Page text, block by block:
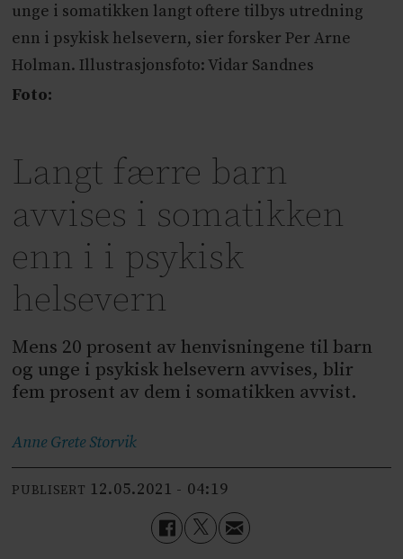
unge i somatikken langt oftere tilbys utredning
enn i psykisk helsevern, sier forsker Per Arne
Holman. Illustrasjonsfoto: Vidar Sandnes
Foto:
Langt færre barn
avvises i somatikken
enn i i psykisk
helsevern
Mens 20 prosent av henvisningene til barn
og unge i psykisk helsevern avvises, blir
fem prosent av dem i somatikken avvist.
Anne Grete Storvik
PUBLISERT 12.05.2021 - 04:19